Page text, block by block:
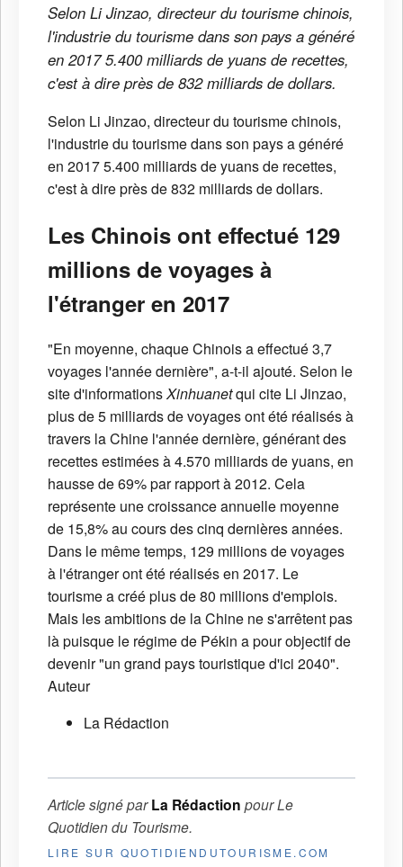
Selon Li Jinzao, directeur du tourisme chinois,
l'industrie du tourisme dans son pays a généré
en 2017 5.400 milliards de yuans de recettes,
c'est à dire près de 832 milliards de dollars.
Selon Li Jinzao, directeur du tourisme chinois,
l'industrie du tourisme dans son pays a généré
en 2017 5.400 milliards de yuans de recettes,
c'est à dire près de 832 milliards de dollars.
Les Chinois ont effectué 129
millions de voyages à
l'étranger en 2017
"En moyenne, chaque Chinois a effectué 3,7
voyages l'année dernière", a-t-il ajouté. Selon le
site d'informationsXinhuanetqui cite Li Jinzao,
plus de 5 milliards de voyages ont été réalisés à
travers la Chine l'année dernière, générant des
recettes estimées à 4.570 milliards de yuans, en
hausse de 69% par rapport à 2012. Cela
représente une croissance annuelle moyenne
de 15,8% au cours des cinq dernières années.
Dans le même temps, 129 millions de voyages
à l'étranger ont été réalisés en 2017. Le
tourisme a créé plus de 80 millions d'emplois.
Mais les ambitions de la Chine ne s'arrêtent pas
là puisque le régime de Pékin a pour objectif de
devenir "un grand pays touristique d'ici 2040".
Auteur
La Rédaction
Article signé parLa Rédaction pourLe
Quotidien du Tourisme.
LIRE SUR QUOTIDIENDUTOURISME.COM